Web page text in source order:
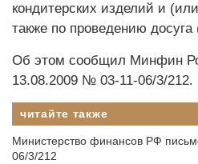
кондитерских изделий и
также по проведению
Об этом сообщил Минфин
13.08.2009 № 03-11-06/3/212.
читайте также
Министерство финансов РФ
06/3/212